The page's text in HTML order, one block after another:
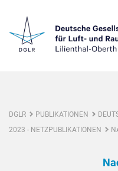
DGLR PUBLIKATIONEN
2023 - NETZPUBLIKATIONEN